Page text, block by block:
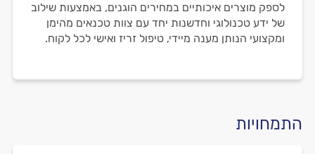
לספק מוצרים איכותיים במחירים הוגנים, באמצעות שילוב
של ידע טכנולוגי וחדשנות יחד עם צוות טכנאים מהימן
ומקצועי הנותן מענה מיידי, טיפול זריז ואישי לכל לקוח.
התמחויות